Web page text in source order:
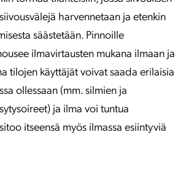
harvennetaan ja etenkin
säästetään. Pinnoille
ilmavirtausten mukana ilmaan ja
tilojen käyttäjät voivat saada erilaisia
ollessaan (mm. silmien ja
ja ilma voi tuntua
itseensä myös ilmassa esiintyviä